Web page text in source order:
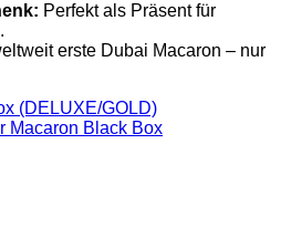
Perfekt als Präsent für
erste Dubai Macaron – nur